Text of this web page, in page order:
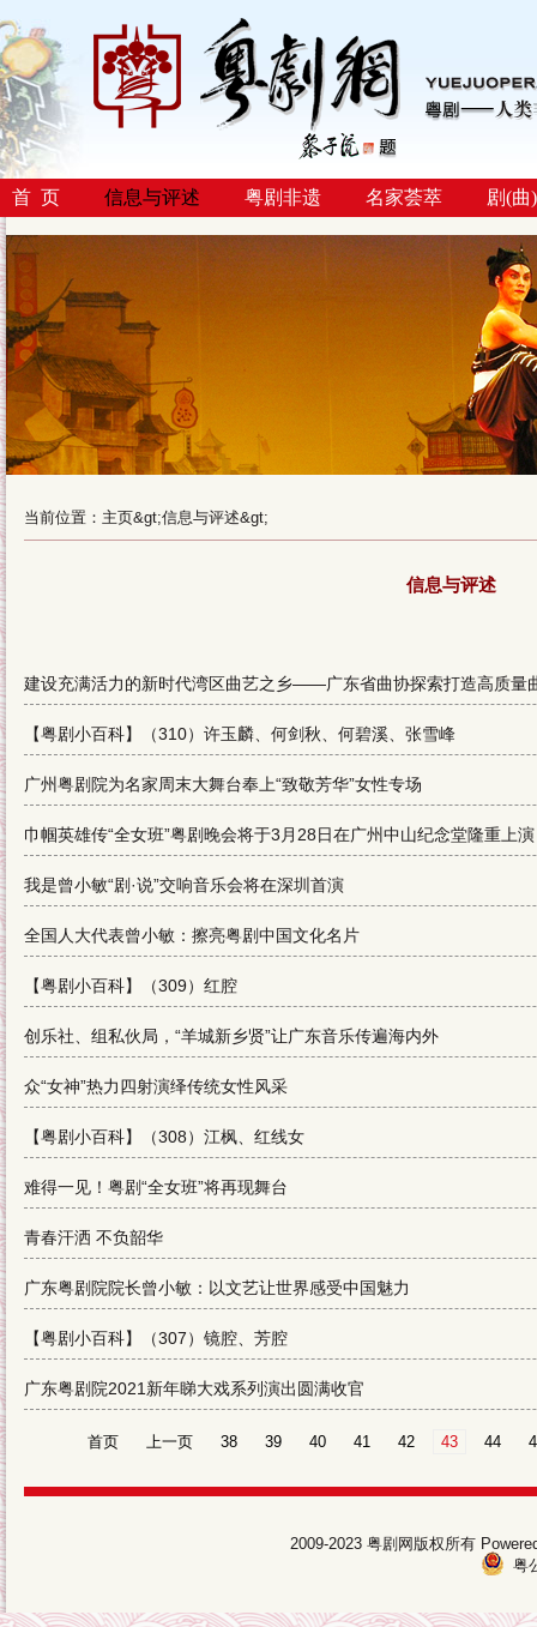
首 页 信息与评述 粤剧非遗 名家荟萃 剧(曲
当前位置： 主页&gt;信息与评述&gt;
信息与评述
建设充满活力的新时代湾区曲艺之乡——广东省曲协探索打造高质量
【粤剧小百科】（310）许玉麟、何剑秋、何碧溪、张雪峰
广州粤剧院为名家周末大舞台奉上“致敬芳华”女性专场
巾帼英雄传“全女班”粤剧晚会将于3月28日在广州中山纪念堂隆重上演
我是曾小敏“剧·说”交响音乐会将在深圳首演
全国人大代表曾小敏：擦亮粤剧中国文化名片
【粤剧小百科】（309）红腔
创乐社、组私伙局，“羊城新乡贤”让广东音乐传遍海内外
众“女神”热力四射演绎传统女性风采
【粤剧小百科】（308）江枫、红线女
难得一见！粤剧“全女班”将再现舞台
青春汗洒 不负韶华
广东粤剧院院长曾小敏：以文艺让世界感受中国魅力
【粤剧小百科】（307）镜腔、芳腔
广东粤剧院2021新年睇大戏系列演出圆满收官
首页 上一页 38 39 40 41 42 43 44
2009-2023 粤剧网版权所有
粤